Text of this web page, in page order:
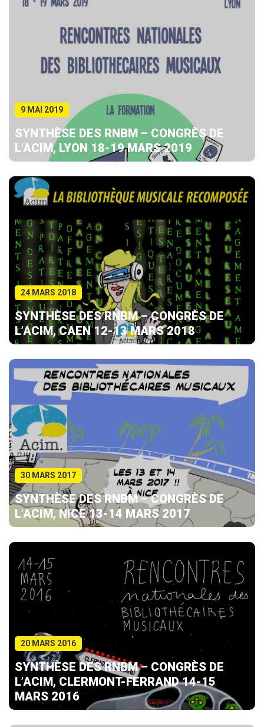
9 MAI 2019
SYNTHÈSE DES RNBM – CONGRÈS DE
L’ACIM, LYON 18-19 MARS 2019
24 MARS 2018
SYNTHÈSE DES RNBM – CONGRÈS DE
L’ACIM, CAEN 12-13 MARS 2018
30 MARS 2017
SYNTHÈSE DES RNBM – CONGRÈS DE
L’ACIM, NICE 13-14 MARS 2017
20 MARS 2016
SYNTHÈSE DES RNBM – CONGRÈS DE
L’ACIM, CLERMONT-FERRAND 14-15
MARS 2016